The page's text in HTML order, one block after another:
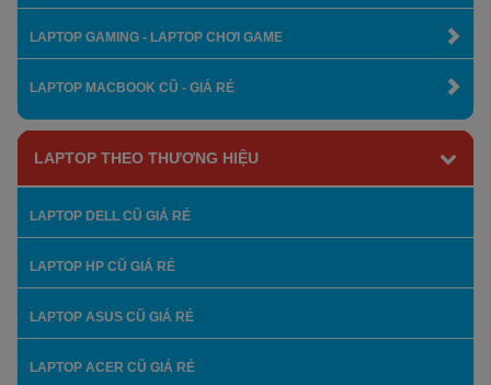
LAPTOP GAMING - LAPTOP CHƠI GAME
LAPTOP MACBOOK CŨ - GIÁ RẺ
LAPTOP THEO THƯƠNG HIỆU
LAPTOP DELL CŨ GIÁ RẺ
LAPTOP HP CŨ GIÁ RẺ
LAPTOP ASUS CŨ GIÁ RẺ
LAPTOP ACER CŨ GIÁ RẺ